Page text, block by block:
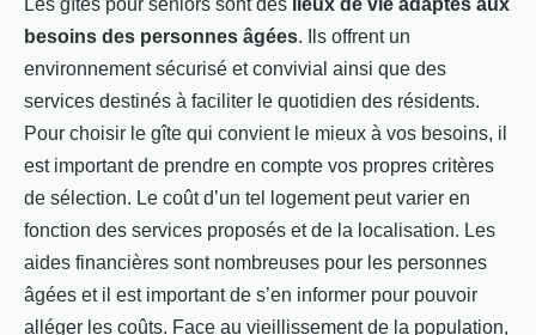
Les gîtes pour seniors sont des lieux de vie adaptés aux
besoins des personnes âgées. Ils offrent un
environnement sécurisé et convivial ainsi que des
services destinés à faciliter le quotidien des résidents.
Pour choisir le gîte qui convient le mieux à vos besoins, il
est important de prendre en compte vos propres critères
de sélection. Le coût d’un tel logement peut varier en
fonction des services proposés et de la localisation. Les
aides financières sont nombreuses pour les personnes
âgées et il est important de s’en informer pour pouvoir
alléger les coûts. Face au vieillissement de la population,